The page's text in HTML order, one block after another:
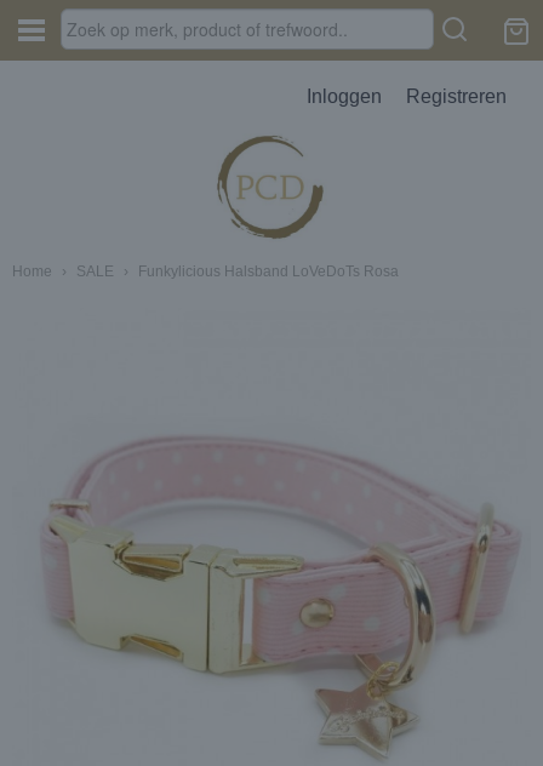
Inloggen Registreren
Home › SALE › Funkylicious Halsband LoVeDoTs Rosa